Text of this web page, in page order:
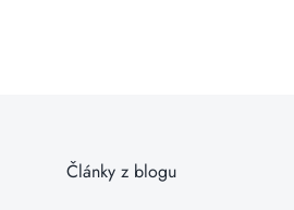
Články z blogu